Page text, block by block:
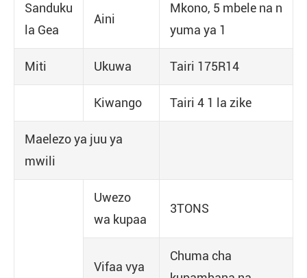
Sanduku
la Gea
Aini
Mkono, 5 mbele na n
yuma ya 1
Miti Ukuwa Tairi 175R14
Kiwango Tairi 4 1 la zike
Maelezo ya juu ya
mwili
Uwezo
wa kupaa
3TONS
Vifaa vya
Chuma cha